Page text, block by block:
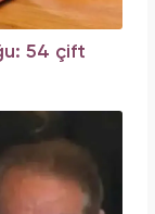
54 çift